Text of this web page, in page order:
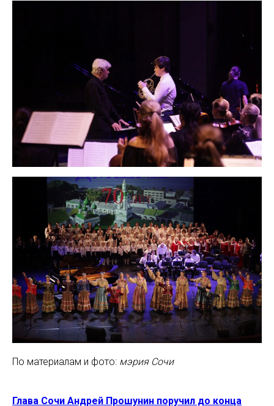
По материалам и фото: мэрия Сочи
Глава Сочи Андрей Прошунин поручил до конца